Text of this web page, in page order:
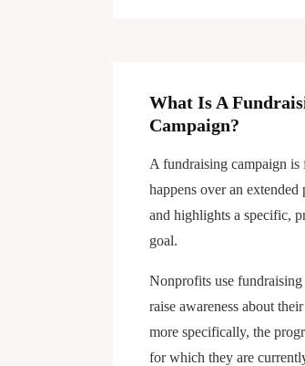
What Is A
Campaign?
A fundraising campaign is
happens over an
and highlights a specific,
goal.
Nonprofits use fundraising
raise awareness about
more specifically, the
for which they are